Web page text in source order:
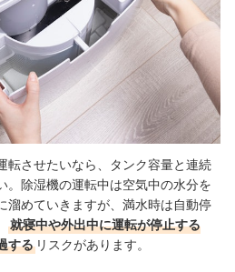
転させたいなら、タンク容量と連続
。除湿機の運転中は空気中の水分を
溜めていきますが、満水時は自動停
就寝中や外出中に運転が停止する
する リスクがあります。